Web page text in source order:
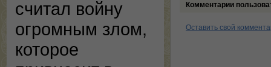
считал войну
огромным злом,
которое
Комментарии
Оставить свой